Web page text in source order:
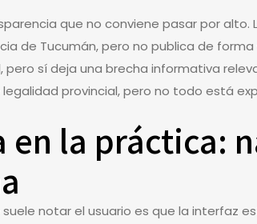
que no conviene pasar por
de Tucumán, pero no publica de
sí deja una brecha informativa
provincial, pero no todo está
en la práctica:
notar el usuario es que la interfaz